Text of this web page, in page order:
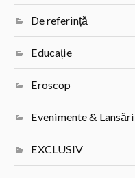
De referință
Educație
Eroscop
Evenimente & Lansări
EXCLUSIV